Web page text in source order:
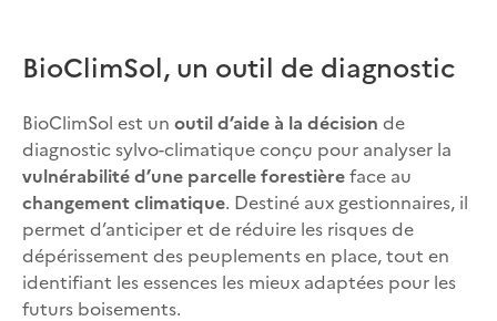
BioClimSol, un outil de diagnostic
BioClimSol est un outil d’aide à la décision de
diagnostic sylvo-climatique conçu pour analyser la
vulnérabilité d’une parcelle forestièreface au
changement climatique. Destiné aux gestionnaires, il
permet d’anticiper et de réduire les risques de
dépérissement des peuplements en place, tout en
identifiant les essences les mieux adaptées pour les
futurs boisements.